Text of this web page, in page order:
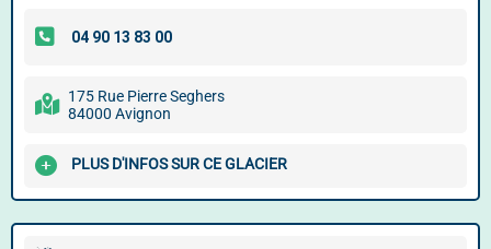
175 Rue Pierre Seghers
84000 Avignon
PLUS D'INFOS SUR CE GLACIER